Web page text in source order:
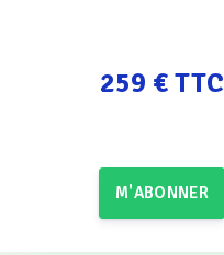
259 € TTC
M'ABONNER